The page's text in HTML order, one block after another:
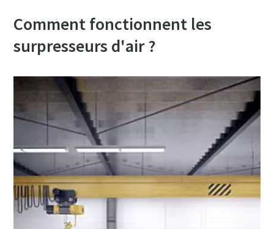
Comment fonctionnent les
surpresseurs d'air ?